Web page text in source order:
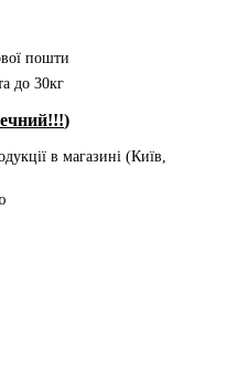
пошти
до 30кг
)
в магазині (Київ,